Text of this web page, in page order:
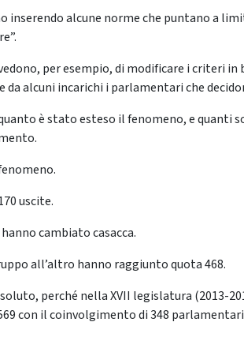
inserendo alcune norme che puntano a
per esempio, di modificare i criteri
da alcuni incarichi i parlamentari che
è stato esteso il fenomeno, e quanti
uscite.
cambiato casacca.
all’altro hanno raggiunto quota 468.
perché nella XVII legislatura (2013-
con il coinvolgimento di 348